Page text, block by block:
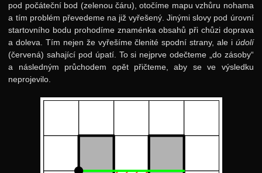
pod počáteční bod (zelenou čáru), otočíme mapu vzhůru nohama
a tím problém převedeme na již vyřešený. Jinými slovy pod úrovní
startovního bodu prohodíme znaménka obsahů při chůzi doprava
a doleva. Tím nejen že vyřešíme členité spodní strany, ale i údolí
(červená) sahající pod úpatí. To si nejprve odečteme „do zásoby“
a následným průchodem opět přičteme, aby se ve výsledku
neprojevilo.